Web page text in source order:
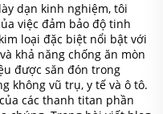
dạn kinh nghiệm, tôi
việc đảm bảo độ tinh
loại đặc biệt nổi bật với
khả năng chống ăn mòn
được săn đón trong
không vũ trụ, y tế và ô tô.
các thanh titan phần